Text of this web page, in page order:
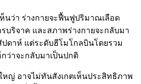
นว่า ร่างกายจะฟื้นฟูปริมาณเลือด
บริจาค และสภาพร่างกายจะกลับมา
ปดาห์ แต่ระดับฮีโมโกลบินโดยรวม
กว่าจะกลับมาเป็นปกติ
ญ่ อาจไม่ทันสังเกตเห็นประสิทธิภาพ